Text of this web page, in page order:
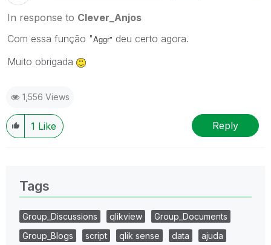
In response to Clever_Anjos
Com essa função "Aggr" deu certo agora.
Muito obrigada
1,556 Views
1 Like Reply
Tags
Group_Discussions qlikview
Group_Documents
Group_Blogs
script qlik sense data
ajuda